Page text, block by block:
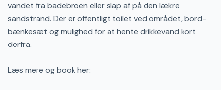
vandet fra badebroen eller slap af på den lækre
sandstrand. Der er offentligt toilet ved området, bord-
bænkesæt og mulighed for at hente drikkevand kort
derfra.
Læs mere og book her: